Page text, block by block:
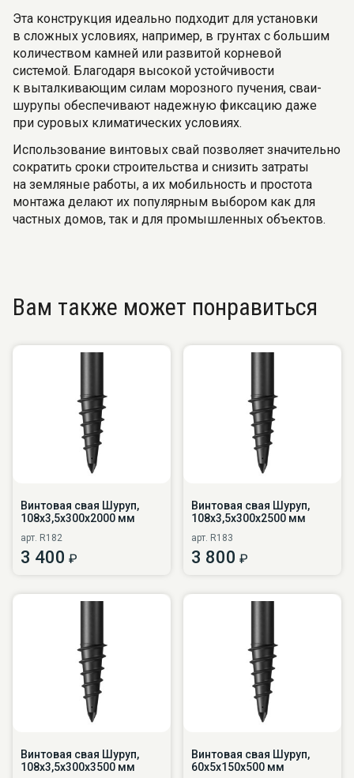
Эта конструкция идеально подходит для установки
в сложных условиях, например, в грунтах с большим
количеством камней или развитой корневой
системой. Благодаря высокой устойчивости
к выталкивающим силам морозного пучения, сваи-
шурупы обеспечивают надежную фиксацию даже
при суровых климатических условиях.
Использование винтовых свай позволяет значительно
сократить сроки строительства и снизить затраты
на земляные работы, а их мобильность и простота
монтажа делают их популярным выбором как для
частных домов, так и для промышленных объектов.
Вам также может понравиться
Винтовая свая Шуруп,
108х3,5х300х2000 мм
арт. R182
3 400 ₽
Винтовая свая Шуруп,
108х3,5х300х2500 мм
арт. R183
3 800 ₽
Винтовая свая Шуруп,
108х3,5х300х3500 мм
Винтовая свая Шуруп,
60х5х150х500 мм